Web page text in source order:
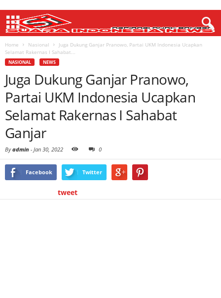
Home Nasional
Juga Dukung Ganjar Pranowo, Partai UKM Indonesia Ucapkan
Selamat Rakernas I Sahabat...
NASIONAL NEWS
Juga Dukung Ganjar Pranowo,
Partai UKM Indonesia Ucapkan
Selamat Rakernas I Sahabat
Ganjar
Byadmin - Jan 30, 2022 0
Facebook Twitter
tweet